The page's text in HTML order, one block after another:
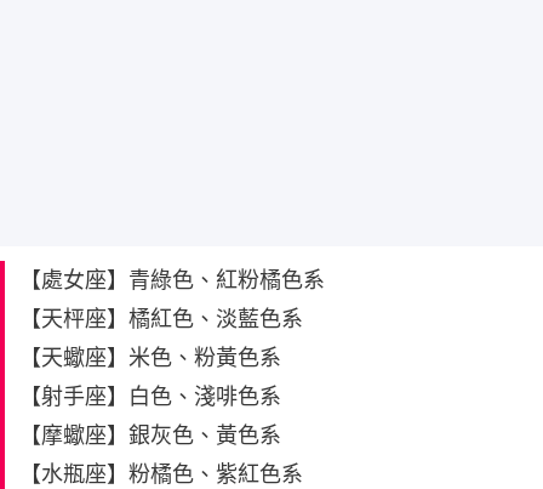
【處女座】青綠色、紅粉橘色系
【天枰座】橘紅色、淡藍色系
【天蠍座】米色、粉黃色系
【射手座】白色、淺啡色系
【摩蠍座】銀灰色、黃色系
【水瓶座】粉橘色、紫紅色系